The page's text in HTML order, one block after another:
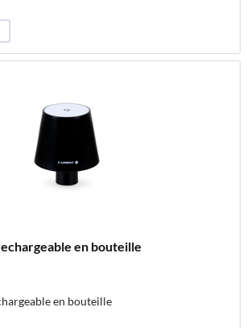
en bouteille
en bouteille